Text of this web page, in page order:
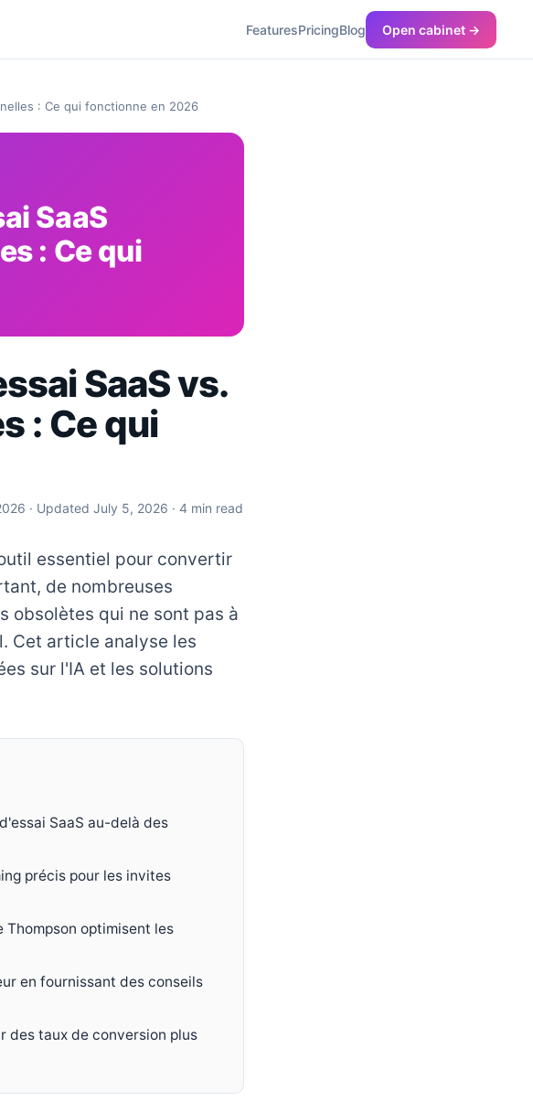
FeaturesPricingBlog Open cabinet →
: Ce qui fonctionne en 2026
SaaS
: Ce qui
SaaS vs.
: Ce qui
· Updated July 5, 2026 · 4 min read
essentiel pour convertir
de nombreuses
obsolètes qui ne sont pas à
Cet article analyse les
sur l'IA et les solutions
SaaS au-delà des
précis pour les invites
Thompson optimisent les
en fournissant des conseils
des taux de conversion plus